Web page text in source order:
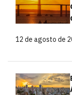
12 de agosto de